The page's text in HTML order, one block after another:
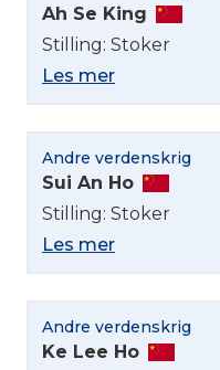
Ah Se King
Stilling: Stoker
Les mer
Andre verdenskrig
Sui An Ho
Stilling: Stoker
Les mer
Andre verdenskrig
Ke Lee Ho